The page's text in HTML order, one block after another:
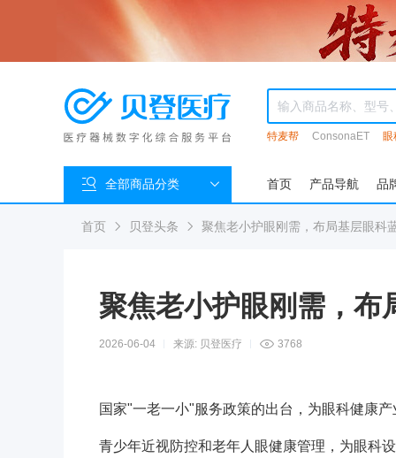
特麦帮 ConsonaET
眼
全部商品分类 首页 产品导航 品
首页 贝登头条 聚焦老小护眼刚需，布局基层眼科
聚焦老小护眼刚需，布
2026-06-04 来源: 贝登医疗 3768
国家"一老一小"服务政策的出台，为眼科健康
青少年近视防控和老年人眼健康管理，为眼科